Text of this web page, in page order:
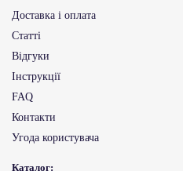
Доставка і оплата
Статті
Відгуки
Інструкції
FAQ
Контакти
Угода користувача
Каталог: